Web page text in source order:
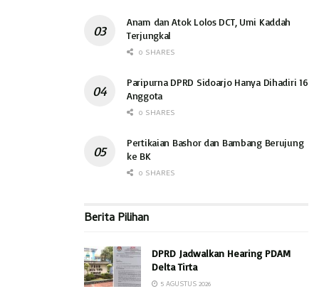
Anam dan Atok Lolos DCT, Umi Kaddah
Terjungkal
0 SHARES
Paripurna DPRD Sidoarjo Hanya Dihadiri 16
Anggota
0 SHARES
Pertikaian Bashor dan Bambang Berujung
ke BK
0 SHARES
Berita Pilihan
DPRD Jadwalkan Hearing PDAM
Delta Tirta
5 AGUSTUS 2026